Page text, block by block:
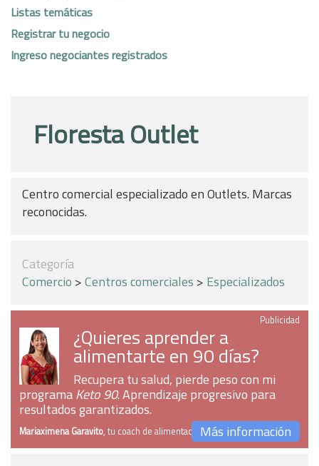
Listas temáticas
Registrar tu negocio
Ingreso negociantes registrados
Floresta Outlet
Centro comercial especializado en Outlets. Marcas
reconocidas.
Categoría
Comercio >Centros comerciales > Especializados
Publicidad
¿Quieres aprender a
alimentarte en 90 días?
Recupera tu salud, pierde peso con mi
programaKeto 90. Aprendizaje progresivo para
resultados garantizados.
Mariaximena Garavito, tu coach de alimentaciónMás información